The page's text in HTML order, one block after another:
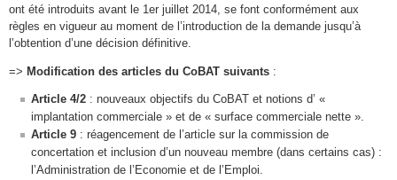
ont été introduits avant le 1er juillet 2014, se font conformément aux
règles en vigueur au moment de l’introduction de la demande jusqu’à
l’obtention d’une décision définitive.
=> Modification des articles du CoBAT suivants :
Article 4/2 : nouveaux objectifs du CoBAT et notions d’ «
implantation commerciale » et de « surface commerciale nette ».
Article 9 : réagencement de l’article sur la commission de
concertation et inclusion d’un nouveau membre (dans certains cas) :
l’Administration de l’Economie et de l’Emploi.